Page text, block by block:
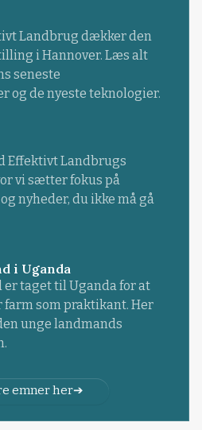
Landbrug dækker den
i Hannover. Læs alt
seneste
og de nyeste teknologier.
Effektivt Landbrugs
vi sætter fokus på
nyheder, du ikke må gå
i Uganda
er taget til Uganda for at
som praktikant. Her
unge landmands
emner her